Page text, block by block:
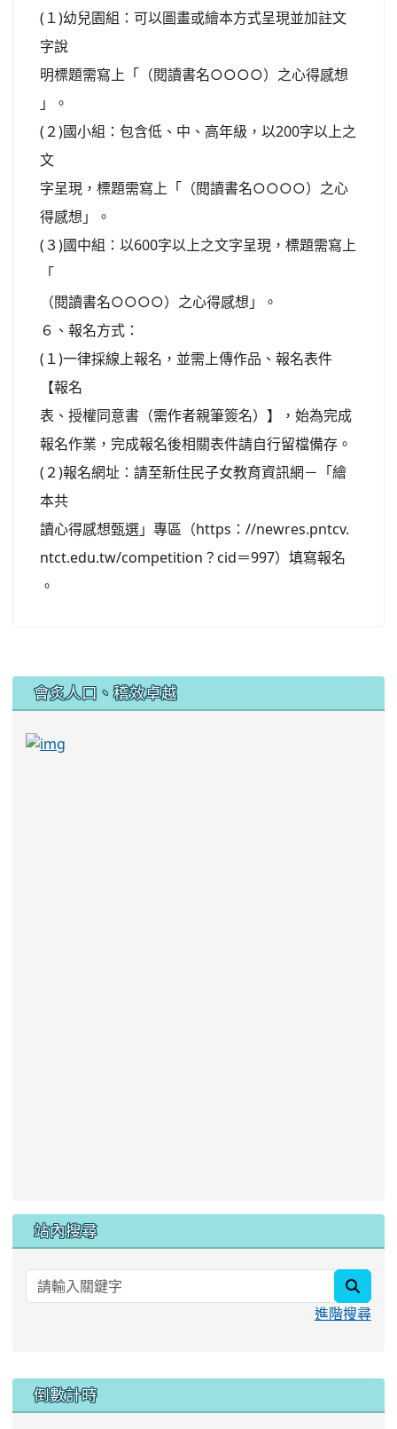
(１)幼兒園組：可以圖畫或繪本方式呈現並加註文
字說
明標題需寫上「（閱讀書名○○○○）之心得感想
」。
(２)國小組：包含低、中、高年級，以200字以上之
文
字呈現，標題需寫上「（閱讀書名○○○○）之心
得感想」。
(３)國中組：以600字以上之文字呈現，標題需寫上
「
（閱讀書名○○○○）之心得感想」。
６、報名方式：
(１)一律採線上報名，並需上傳作品、報名表件
【報名
表、授權同意書（需作者親筆簽名）】，始為完成
報名作業，完成報名後相關表件請自行留檔備存。
(２)報名網址：請至新住民子女教育資訊網－「繪
本共
讀心得感想甄選」專區（https：//newres.pntcv.
ntct.edu.tw/competition？cid＝997）填寫報名
。
會炙人口、稽效卓越
站內搜尋
進階搜尋
::: 倒數計時